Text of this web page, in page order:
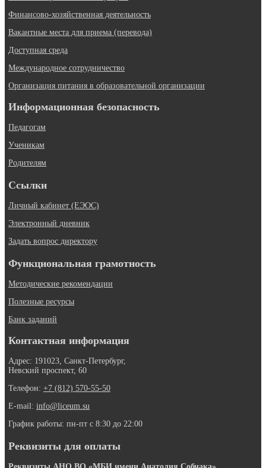
Финансово-хозяйственная деятельность
Вакантные места для приема (перевода)
Доступная среда
Международное сотрудничество
Организация питания в образовательной организации
Информационная безопасность
Педагогам
Ученикам
Родителям
Ссылки
Личный кабинет (ЕЭОС)
Электронный дневник
Задать вопрос директору
Функциональная грамотность
Методические рекомендации
Полезные ресурсы
Банк заданий
Контактная информация
Адрес: 191023, Санкт-Петербург,
Невский проспект, 60
Телефон: +7 (812) 570-55-50
E-mail: info@liceum.su
График работы: пн-пт с 8:30 до 22:00
Реквизиты для оплаты